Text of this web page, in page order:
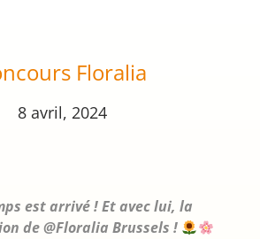
Floralia
8 avril, 2024
est arrivé ! Et avec lui, la
de @Floralia Brussels !